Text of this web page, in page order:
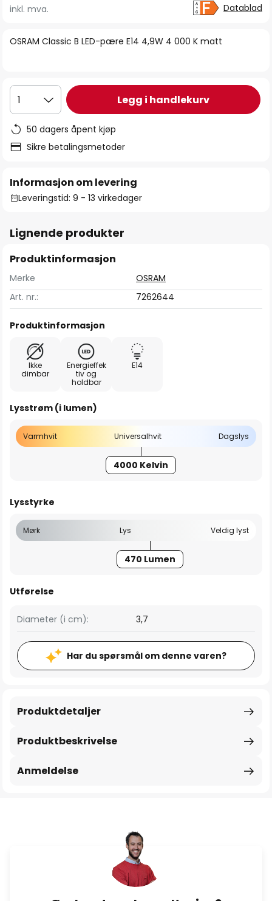
begynnelsen
bildegalleri
OSRAM Classic B LED-pære E14 4,9W 4 000 K matt
inkl. mva. Datablad
1 Legg i handlekurv
50 dagers åpent kjøp
Sikre betalingsmetoder
Informasjon om levering
Leveringstid: 9 - 13 virkedager
Lignende produkter
Produktinformasjon
Merke
OSRAM
Art. nr.:
7262644
Produktinformasjon
Ikke
dimbar
Energieffek
tiv og
holdbar
E14
Lysstrøm (i lumen)
Varmhvit Universalhvit Dagslys
4000 Kelvin
Lysstyrke
Mørk Lys Veldig lyst
470 Lumen
Utførelse
Diameter (i cm): 3,7
Har du spørsmål om denne varen?
Produktbeskrivelse
Produktdetaljer
Anmeldelse